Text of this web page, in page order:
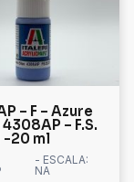
– F – Azure
4308AP – F.S.
-20 ml
- ESCALA:
NA